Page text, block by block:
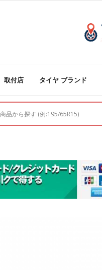
取付店 タイヤ ブランド